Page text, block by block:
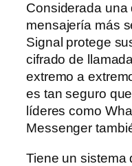
Considerada una
mensajería más
Signal protege
cifrado de
extremo a
es tan seguro
líderes como
Messenger
Tiene un sistema